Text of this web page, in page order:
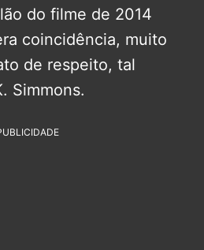
do filme de 2014
coincidência, muito
de respeito, tal
Simmons.